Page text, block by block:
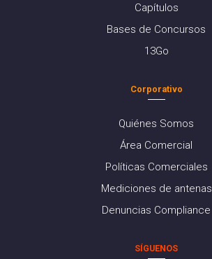
Capítulos
Bases de Concursos
13Go
Corporativo
Quiénes Somos
Área Comercial
Políticas Comerciales
Mediciones de antenas
Denuncias Compliance
SÍGUENOS